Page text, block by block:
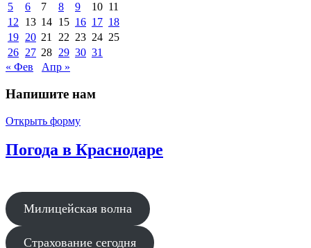
5
6 7 8 9 10 11
12
13 14 15 16 17 18
19 20 21 22 23 24 25
26 27 28 29 30 31
« Фев
Апр »
Напишите нам
Открыть форму
Погода в Краснодаре
Милицейская волна
Страхование сегодня